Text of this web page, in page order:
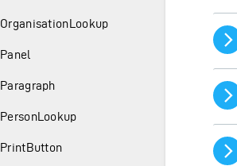
OrganisationLookup
Panel
Paragraph
PersonLookup
PrintButton